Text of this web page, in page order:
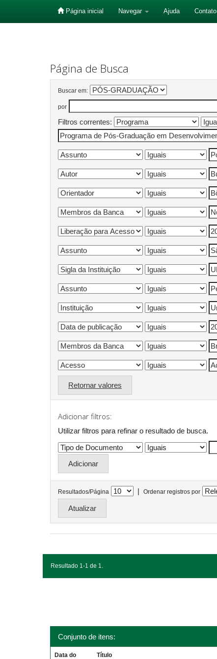
Página inicial Navegar Ajuda Contato
Página de Busca
Buscar em:
por
Filtros correntes:
Retornar valores
Adicionar filtros:
Utilizar filtros para refinar o resultado de busca.
Resultados/Página | Ordenar registros por
Resultado 1-1 de 1.
Conjunto de itens:
Data do Título